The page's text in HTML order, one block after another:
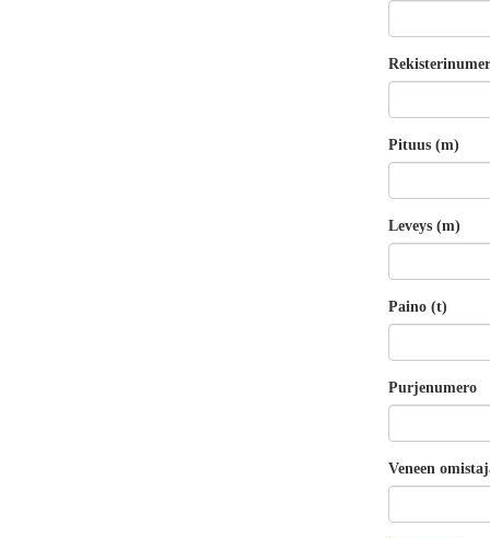
Pituus (m)
Leveys (m)
Paino (t)
Purjenumero
Veneen